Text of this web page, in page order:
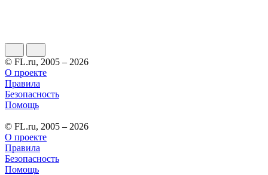
© FL.ru, 2005 – 2026
О проекте
Правила
Безопасность
Помощь
© FL.ru, 2005 – 2026
О проекте
Правила
Безопасность
Помощь